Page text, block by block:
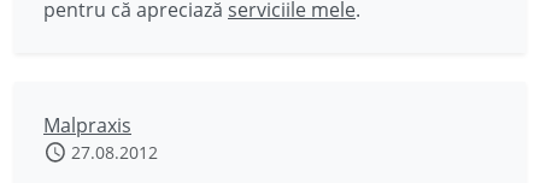
pentru că apreciază serviciile mele.
Malpraxis
27.08.2012